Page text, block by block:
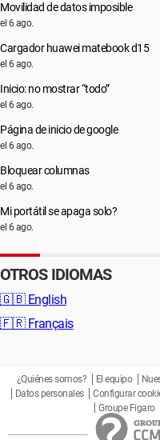
Movilidad de datos imposible
el 6 ago.
Cargador huawei matebook d15
el 6 ago.
Inicio: no mostrar “todo”
el 6 ago.
Página de inicio de google
el 6 ago.
Bloquear columnas
el 6 ago.
Mi portátil se apaga solo?
el 6 ago.
OTROS IDIOMAS
🇬🇧 English
🇫🇷 Français
¿Quiénes somos? El equipo
Datos personales
Configurar
Groupe Figaro